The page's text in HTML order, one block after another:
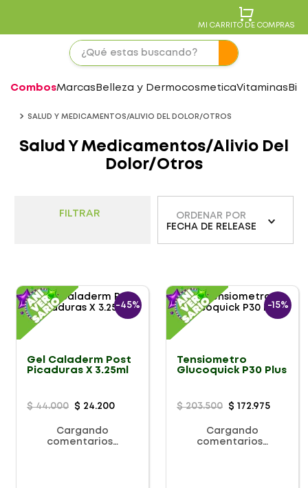
MI CARRITO DE COMPRAS
CombosMarcas Belleza y DermocosmeticaVitaminas
SALUD Y MEDICAMENTOS/ALIVIO DEL DOLOR/OTROS
Salud Y Medicamentos/Alivio Del
Dolor/Otros
FILTRAR
ORDENAR POR
FECHA DE RELEASE
-45%
Gel Caladerm Post
Picaduras X 3.25ml
$ 44.000 $ 24.200
Cargando
comentarios…
-15%
Tensiometro
Glucoquick P30 Plus
$ 203.500 $ 172.975
Cargando
comentarios…